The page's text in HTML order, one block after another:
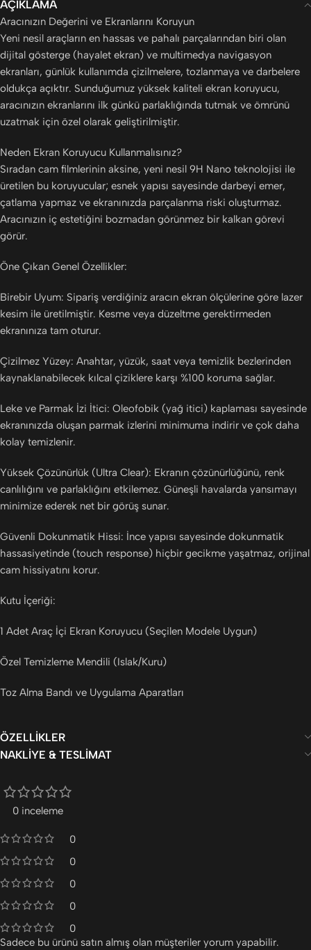
AÇIKLAMA
Aracınızın Değerini ve Ekranlarını Koruyun
Yeni nesil araçların en hassas ve pahalı parçalarından biri olan
dijital gösterge (hayalet ekran) ve multimedya navigasyon
ekranları, günlük kullanımda çizilmelere, tozlanmaya ve darbelere
oldukça açıktır. Sunduğumuz yüksek kaliteli ekran koruyucu,
aracınızın ekranlarını ilk günkü parlaklığında tutmak ve ömrünü
uzatmak için özel olarak geliştirilmiştir.
Neden Ekran Koruyucu Kullanmalısınız?
Sıradan cam filmlerinin aksine, yeni nesil 9H Nano teknolojisi ile
üretilen bu koruyucular; esnek yapısı sayesinde darbeyi emer,
çatlama yapmaz ve ekranınızda parçalanma riski oluşturmaz.
Aracınızın iç estetiğini bozmadan görünmez bir kalkan görevi
görür.
Öne Çıkan Genel Özellikler:
Birebir Uyum: Sipariş verdiğiniz aracın ekran ölçülerine göre lazer
kesim ile üretilmiştir. Kesme veya düzeltme gerektirmeden
ekranınıza tam oturur.
Çizilmez Yüzey: Anahtar, yüzük, saat veya temizlik bezlerinden
kaynaklanabilecek kılcal çiziklere karşı %100 koruma sağlar.
Leke ve Parmak İzi İtici: Oleofobik (yağ itici) kaplaması sayesinde
ekranınızda oluşan parmak izlerini minimuma indirir ve çok daha
kolay temizlenir.
Yüksek Çözünürlük (Ultra Clear): Ekranın çözünürlüğünü, renk
canlılığını ve parlaklığını etkilemez. Güneşli havalarda yansımayı
minimize ederek net bir görüş sunar.
Güvenli Dokunmatik Hissi: İnce yapısı sayesinde dokunmatik
hassasiyetinde (touch response) hiçbir gecikme yaşatmaz, orijinal
cam hissiyatını korur.
Kutu İçeriği:
1 Adet Araç İçi Ekran Koruyucu (Seçilen Modele Uygun)
Özel Temizleme Mendili (Islak/Kuru)
Toz Alma Bandı ve Uygulama Aparatları
ÖZELLIKLER
NAKLIYE & TESLIMAT
0 inceleme
0
0
0
0
0
Sadece bu ürünü satın almış olan müşteriler yorum yapabilir.